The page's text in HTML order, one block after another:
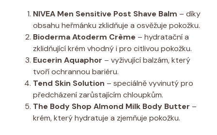
NIVEA Men Sensitive Post Shave Balm – díky
obsahu heřmánku zklidňuje a osvěžuje pokožku.
Bioderma Atoderm Crème – hydratační a
zklidňující krém vhodný i pro citlivou pokožku.
Eucerin Aquaphor – vyživující balzám, který
tvoří ochrannou bariéru.
Tend Skin Solution – speciálně vyvinutý pro
předcházení zarůstajícím chloupkům.
The Body Shop Almond Milk Body Butter –
krém, který hydratuje a zjemňuje pokožku.